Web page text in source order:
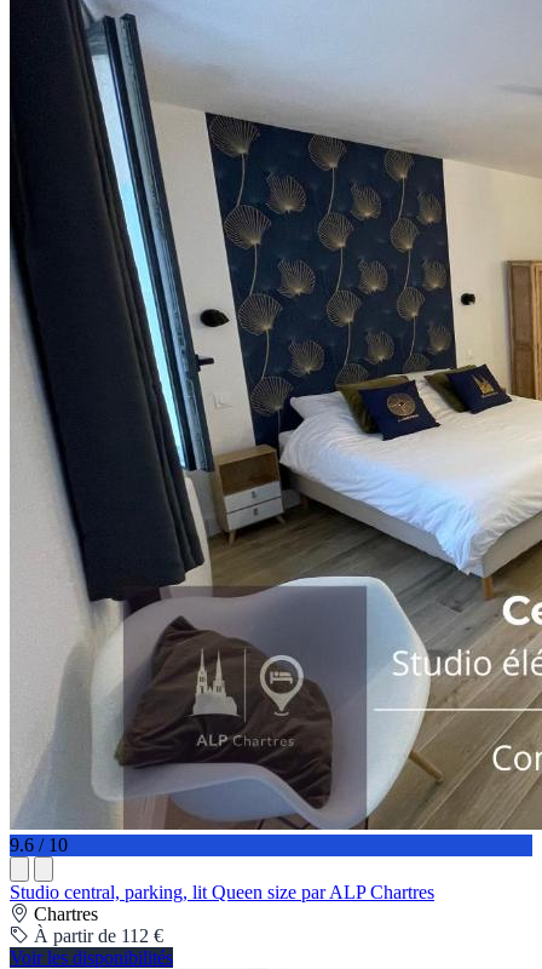
9.6 / 10
Studio central, parking, lit Queen size par ALP Chartres
Chartres
À partir de 112 €
Voir les disponibilités